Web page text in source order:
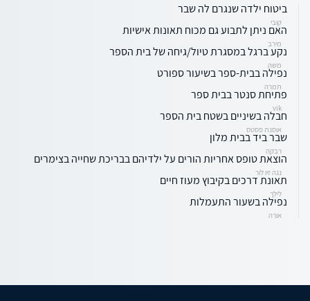
ביטוח ילדה שנגרם לה שבר
קובי
האם ניתן לתבוע גם מכוח תאונות אישיות
מירב
נקע ברגל במסגרת טיול/גיחה של בית הספר
משה
נפילה בבית-ספר בשיעור ספורט
תמרה
פתיחת סנטר בבית ספר
vik
חבלה בשיניים בשטח בית הספר
אוסנת פסטס
שבר ביד בבית מלון
רבקה
הוצאת טופס אחריות הורים על ילדיהם בבריכת שחייה בצימרים
נגה זיו לור
תאונת דרכים בקיבוץ מעוז חיים
לילך
נפילה בשעור התעמלות
אורה